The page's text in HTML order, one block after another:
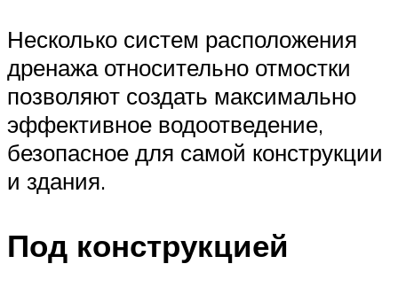
Несколько систем расположения
дренажа относительно отмостки
позволяют создать максимально
эффективное водоотведение,
безопасное для самой конструкции
и здания.
Под конструкцией